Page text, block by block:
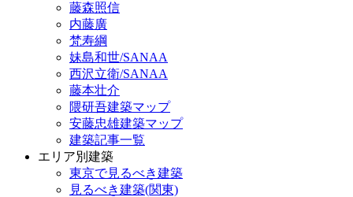
藤森照信
内藤廣
梵寿綱
妹島和世/SANAA
西沢立衛/SANAA
藤本壮介
隈研吾建築マップ
安藤忠雄建築マップ
建築記事一覧
エリア別建築
東京で見るべき建築
見るべき建築(関東)